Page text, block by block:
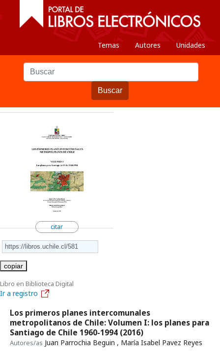
Temas Autores Unidades
Buscar
citar
copiar
Libro en Biblioteca Digital
Ir a registro
Los primeros planes intercomunales
metropolitanos de Chile: Volumen I: los planes para
Santiago de Chile 1960-1994 (2016)
Autores/as Juan Parrochia Beguin , María Isabel Pavez Reyes